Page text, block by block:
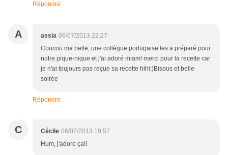
Répondre
A assia 06/07/2013 22:27
Coucou ma belle, une collègue portugaise les a préparé pour
notre pique-nique et j'ai adoré miam! merci pour la recette car
je n'ai toujours pas reçue sa recette hihi:)Bisous et belle
soirée
Répondre
C Cécile 06/07/2013 19:57
Hum, j'adore ça!!